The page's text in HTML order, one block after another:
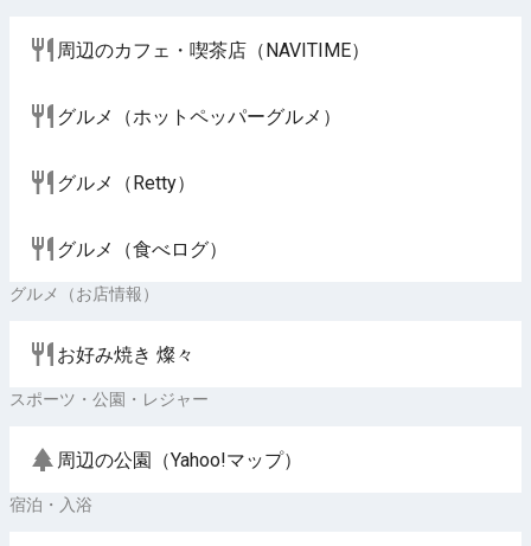
周辺のカフェ・喫茶店（NAVITIME）
グルメ（ホットペッパーグルメ）
グルメ（Retty）
グルメ（食べログ）
グルメ（お店情報）
お好み焼き 燦々
スポーツ・公園・レジャー
周辺の公園（Yahoo!マップ）
宿泊・入浴